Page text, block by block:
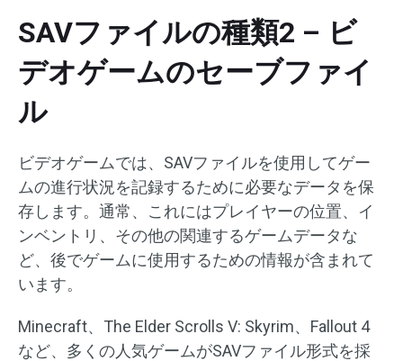
SAVファイルの種類2 – ビ
デオゲームのセーブファイ
ル
ビデオゲームでは、SAVファイルを使用してゲー
ムの進行状況を記録するために必要なデータを保
存します。通常、これにはプレイヤーの位置、イ
ンベントリ、その他の関連するゲームデータな
ど、後でゲームに使用するための情報が含まれて
います。
Minecraft、The Elder Scrolls V: Skyrim、Fallout 4
など、多くの人気ゲームがSAVファイル形式を採